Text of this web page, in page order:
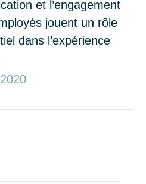
et l’engagement
jouent un rôle
dans l’expérience